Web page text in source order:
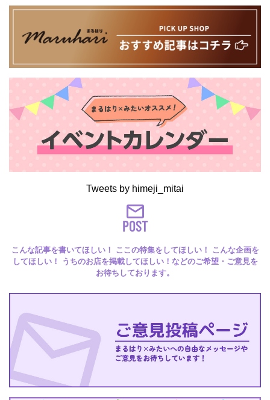
Tweets by himeji_mitai
POST
こんな記事を書いてほしい！ ここの特集をしてほしい！ こんな企画を
してほしい！ うちのお店を掲載してほしい！などのご希望・ご意見を
お待ちしております。